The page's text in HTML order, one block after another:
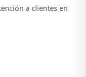
a clientes en